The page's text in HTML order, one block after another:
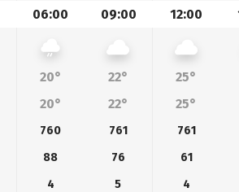
06:00 09:00 12:00
20° 22° 25°
20° 22° 25°
760 761 761
88 76 61
4 5 4